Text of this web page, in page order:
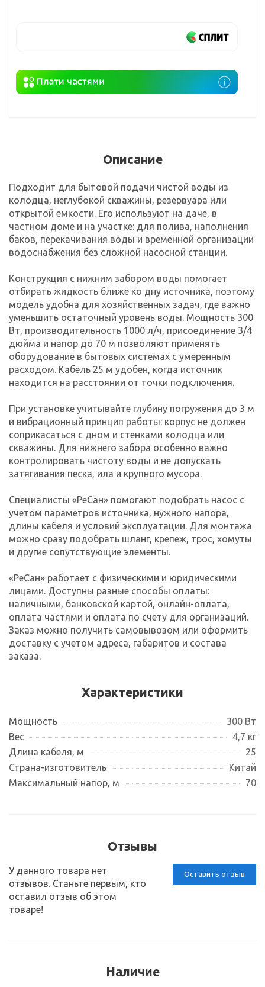
Описание
Подходит для бытовой подачи чистой воды из
колодца, неглубокой скважины, резервуара или
открытой емкости. Его используют на даче, в
частном доме и на участке: для полива, наполнения
баков, перекачивания воды и временной организации
водоснабжения без сложной насосной станции.
Конструкция с нижним забором воды помогает
отбирать жидкость ближе ко дну источника, поэтому
модель удобна для хозяйственных задач, где важно
уменьшить остаточный уровень воды. Мощность 300
Вт, производительность 1000 л/ч, присоединение 3/4
дюйма и напор до 70 м позволяют применять
оборудование в бытовых системах с умеренным
расходом. Кабель 25 м удобен, когда источник
находится на расстоянии от точки подключения.
При установке учитывайте глубину погружения до 3 м
и вибрационный принцип работы: корпус не должен
соприкасаться с дном и стенками колодца или
скважины. Для нижнего забора особенно важно
контролировать чистоту воды и не допускать
затягивания песка, ила и крупного мусора.
Специалисты «РеСан» помогают подобрать насос с
учетом параметров источника, нужного напора,
длины кабеля и условий эксплуатации. Для монтажа
можно сразу подобрать шланг, крепеж, трос, хомуты
и другие сопутствующие элементы.
«РеСан» работает с физическими и юридическими
лицами. Доступны разные способы оплаты:
наличными, банковской картой, онлайн-оплата,
оплата частями и оплата по счету для организаций.
Заказ можно получить самовывозом или оформить
доставку с учетом адреса, габаритов и состава
заказа.
Характеристики
Мощность
300 Вт
Вес
4,7 кг
Длина кабеля, м
25
Страна-изготовитель
Китай
Максимальный напор, м
70
Отзывы
Оставить отзыв
У данного товара нет
отзывов. Станьте первым, кто
оставил отзыв об этом
товаре!
Наличие